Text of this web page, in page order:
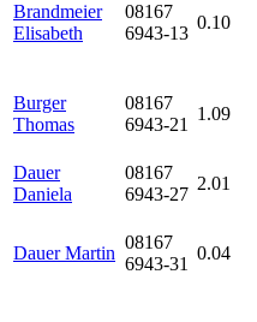
Brandmeier
Elisabeth
08167
6943-13
0.10
Burger
Thomas
08167
6943-21
1.09
Dauer
Daniela
08167
6943-27
2.01
Dauer Martin
08167
6943-31
0.04